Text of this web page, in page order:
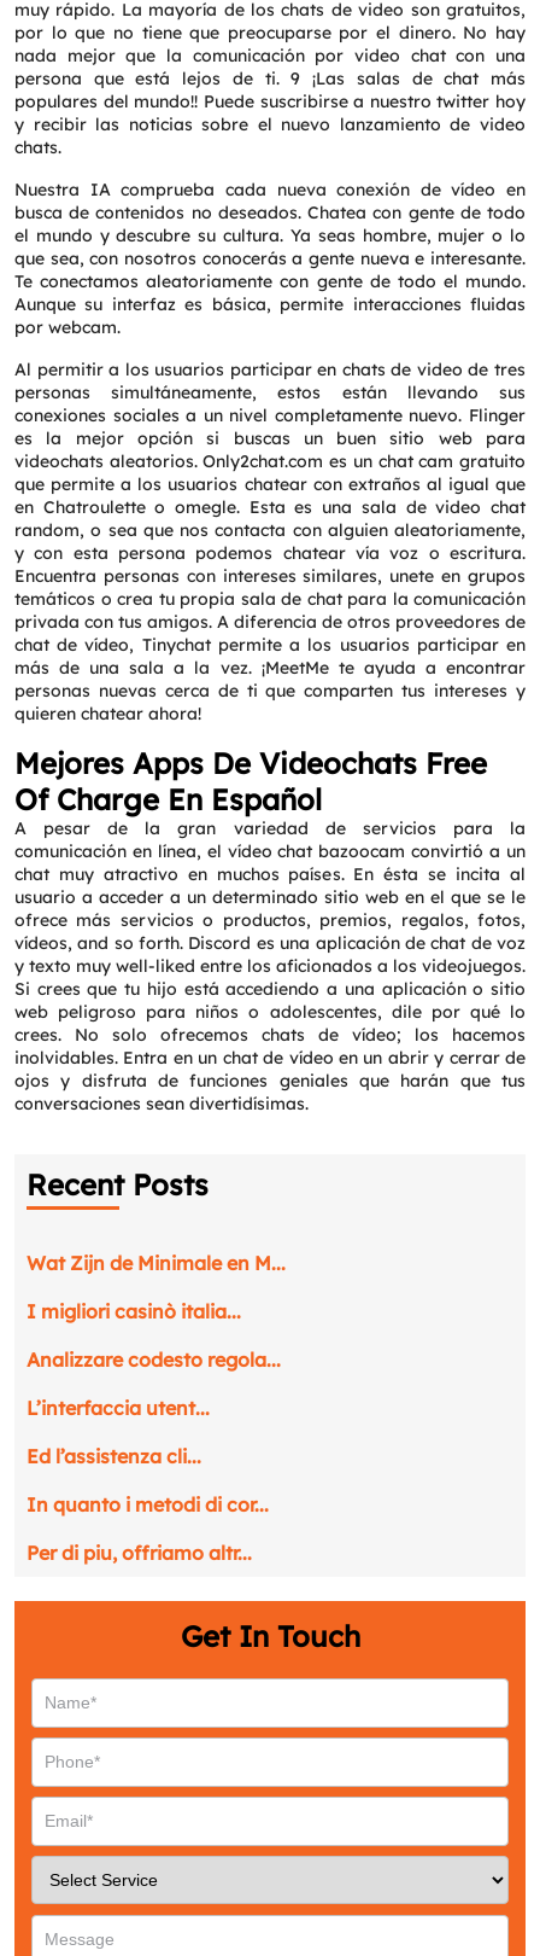
Request a CallBack
Name*
Email*
Phone*
Service*
Message*
muy rápido. La mayoría de los chats de video son gratuitos,
por lo que no tiene que preocuparse por el dinero. No hay
nada mejor que la comunicación por video chat con una
persona que está lejos de ti. 9 ¡Las salas de chat más
populares del mundo!! Puede suscribirse a nuestro twitter hoy
y recibir las noticias sobre el nuevo lanzamiento de video
chats.
Nuestra IA comprueba cada nueva conexión de vídeo en
busca de contenidos no deseados. Chatea con gente de todo
el mundo y descubre su cultura. Ya seas hombre, mujer o lo
que sea, con nosotros conocerás a gente nueva e interesante.
Te conectamos aleatoriamente con gente de todo el mundo.
Aunque su interfaz es básica, permite interacciones fluidas
por webcam.
Al permitir a los usuarios participar en chats de video de tres
personas simultáneamente, estos están llevando sus
conexiones sociales a un nivel completamente nuevo. Flinger
es la mejor opción si buscas un buen sitio web para
videochats aleatorios. Only2chat.com es un chat cam gratuito
que permite a los usuarios chatear con extraños al igual que
en Chatroulette o omegle. Esta es una sala de video chat
random, o sea que nos contacta con alguien aleatoriamente,
y con esta persona podemos chatear vía voz o escritura.
Encuentra personas con intereses similares, unete en grupos
temáticos o crea tu propia sala de chat para la comunicación
privada con tus amigos. A diferencia de otros proveedores de
chat de vídeo, Tinychat permite a los usuarios participar en
más de una sala a la vez. ¡MeetMe te ayuda a encontrar
personas nuevas cerca de ti que comparten tus intereses y
quieren chatear ahora!
Mejores Apps De Videochats Free
Of Charge En Español
A pesar de la gran variedad de servicios para la
comunicación en línea, el vídeo chat bazoocam convirtió a un
chat muy atractivo en muchos países. En ésta se incita al
usuario a acceder a un determinado sitio web en el que se le
ofrece más servicios o productos, premios, regalos, fotos,
vídeos, and so forth. Discord es una aplicación de chat de voz
y texto muy well-liked entre los aficionados a los videojuegos.
Si crees que tu hijo está accediendo a una aplicación o sitio
web peligroso para niños o adolescentes, dile por qué lo
crees. No solo ofrecemos chats de vídeo; los hacemos
inolvidables. Entra en un chat de vídeo en un abrir y cerrar de
ojos y disfruta de funciones geniales que harán que tus
conversaciones sean divertidísimas.
Recent Posts
Wat Zijn de Minimale en M...
I migliori casinò italia...
Analizzare codesto regola...
L’interfaccia utent...
Ed l’assistenza cli...
In quanto i metodi di cor...
Per di piu, offriamo altr...
Get In Touch